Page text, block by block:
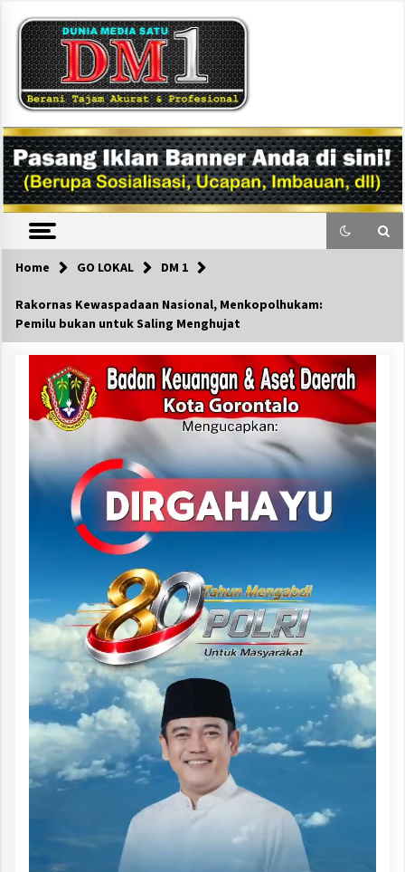
content
DM1
Home GO LOKAL DM 1
Rakornas Kewaspadaan Nasional, Menkopolhukam:
Pemilu bukan untuk Saling Menghujat